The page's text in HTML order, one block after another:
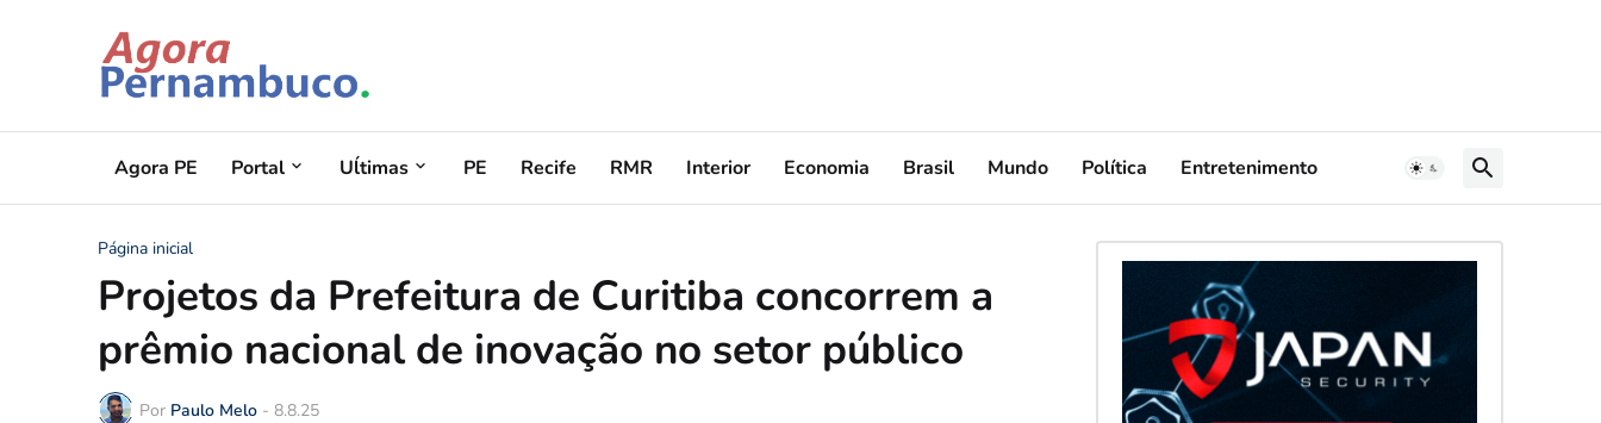
Agora PE Portal Uĺtimas PE Recife RMR Interior Economia Brasil Mundo Política Entretenimento
Página inicial
Projetos da Prefeitura de Curitiba concorrem a
prêmio nacional de inovação no setor público
Por Paulo Melo - 8.8.25